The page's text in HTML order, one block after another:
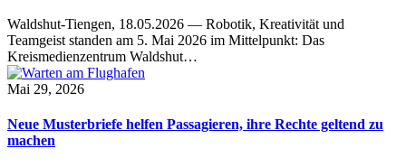
Waldshut-Tiengen, 18.05.2026 — Robotik, Kreativität und
Teamgeist standen am 5. Mai 2026 im Mittelpunkt: Das
Kreismedienzentrum Waldshut…
Mai 29, 2026
Neue Musterbriefe helfen Passagieren, ihre Rechte geltend zu
machen